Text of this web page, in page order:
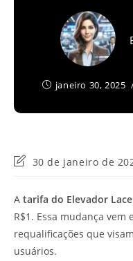
janeiro 30, 2025
Última
post:
30 de janeiro de
A tarifa do Elevador
R$1. Essa mudança vem
requalificações que
usuários.